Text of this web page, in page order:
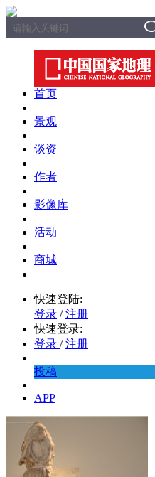
首页
景观
谈资
作者
影像库
活动
商城
快速登陆:
登录 / 注册
快速登录:
登录 / 注册
投稿
APP